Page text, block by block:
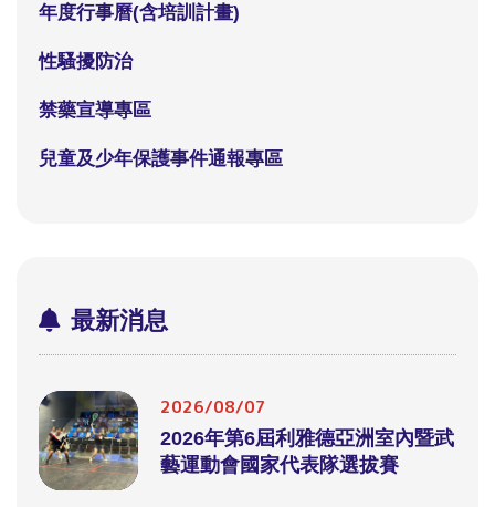
年度行事曆(含培訓計畫)
性騷擾防治
禁藥宣導專區
兒童及少年保護事件通報專區
最新消息
2026/08/07
2026年第6屆利雅德亞洲室內暨武
藝運動會國家代表隊選拔賽